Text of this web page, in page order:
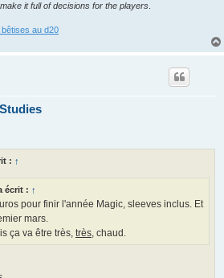
it full of decisions for the players
au d20
: ↑
écrit : ↑
pour finir l'année Magic, sleeves inclus. Et
mars.
ça va être très, très, chaud.